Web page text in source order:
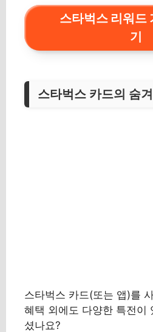
스타벅스 리워드
기
스타벅스 카드의 숨
스타벅스 카드(또는 앱)를
혜택 외에도 다양한 특전이
셨나요?